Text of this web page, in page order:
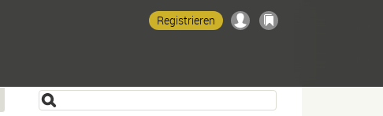
Registrieren